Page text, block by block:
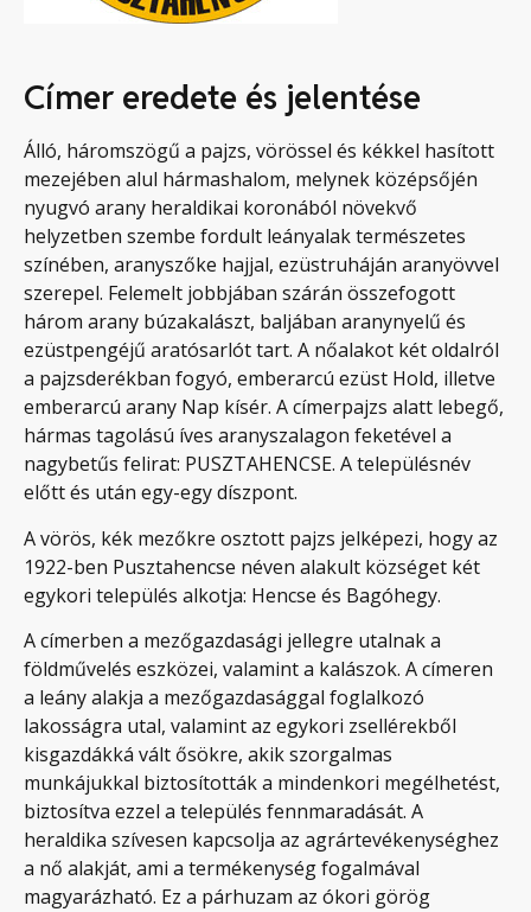
Címer eredete és jelentése
Álló, háromszögű a pajzs, vörössel és kékkel hasított
mezejében alul hármashalom, melynek középsőjén
nyugvó arany heraldikai koronából növekvő
helyzetben szembe fordult leányalak természetes
színében, aranyszőke hajjal, ezüstruháján aranyövvel
szerepel. Felemelt jobbjában szárán összefogott
három arany búzakalászt, baljában aranynyelű és
ezüstpengéjű aratósarlót tart. A nőalakot két oldalról
a pajzsderékban fogyó, emberarcú ezüst Hold, illetve
emberarcú arany Nap kísér. A címerpajzs alatt lebegő,
hármas tagolású íves aranyszalagon feketével a
nagybetűs felirat: PUSZTAHENCSE. A településnév
előtt és után egy-egy díszpont.
A vörös, kék mezőkre osztott pajzs jelképezi, hogy az
1922-ben Pusztahencse néven alakult községet két
egykori település alkotja: Hencse és Bagóhegy.
A címerben a mezőgazdasági jellegre utalnak a
földművelés eszközei, valamint a kalászok. A címeren
a leány alakja a mezőgazdasággal foglalkozó
lakosságra utal, valamint az egykori zsellérekből
kisgazdákká vált ősökre, akik szorgalmas
munkájukkal biztosították a mindenkori megélhetést,
biztosítva ezzel a település fennmaradását. A
heraldika szívesen kapcsolja az agrártevékenységhez
a nő alakját, ami a termékenység fogalmával
magyarázható. Ez a párhuzam az ókori görög